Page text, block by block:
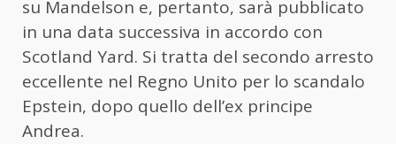
su Mandelson e, pertanto, sarà pubblicato
in una data successiva in accordo con
Scotland Yard. Si tratta del secondo arresto
eccellente nel Regno Unito per lo scandalo
Epstein, dopo quello dell’ex principe
Andrea.